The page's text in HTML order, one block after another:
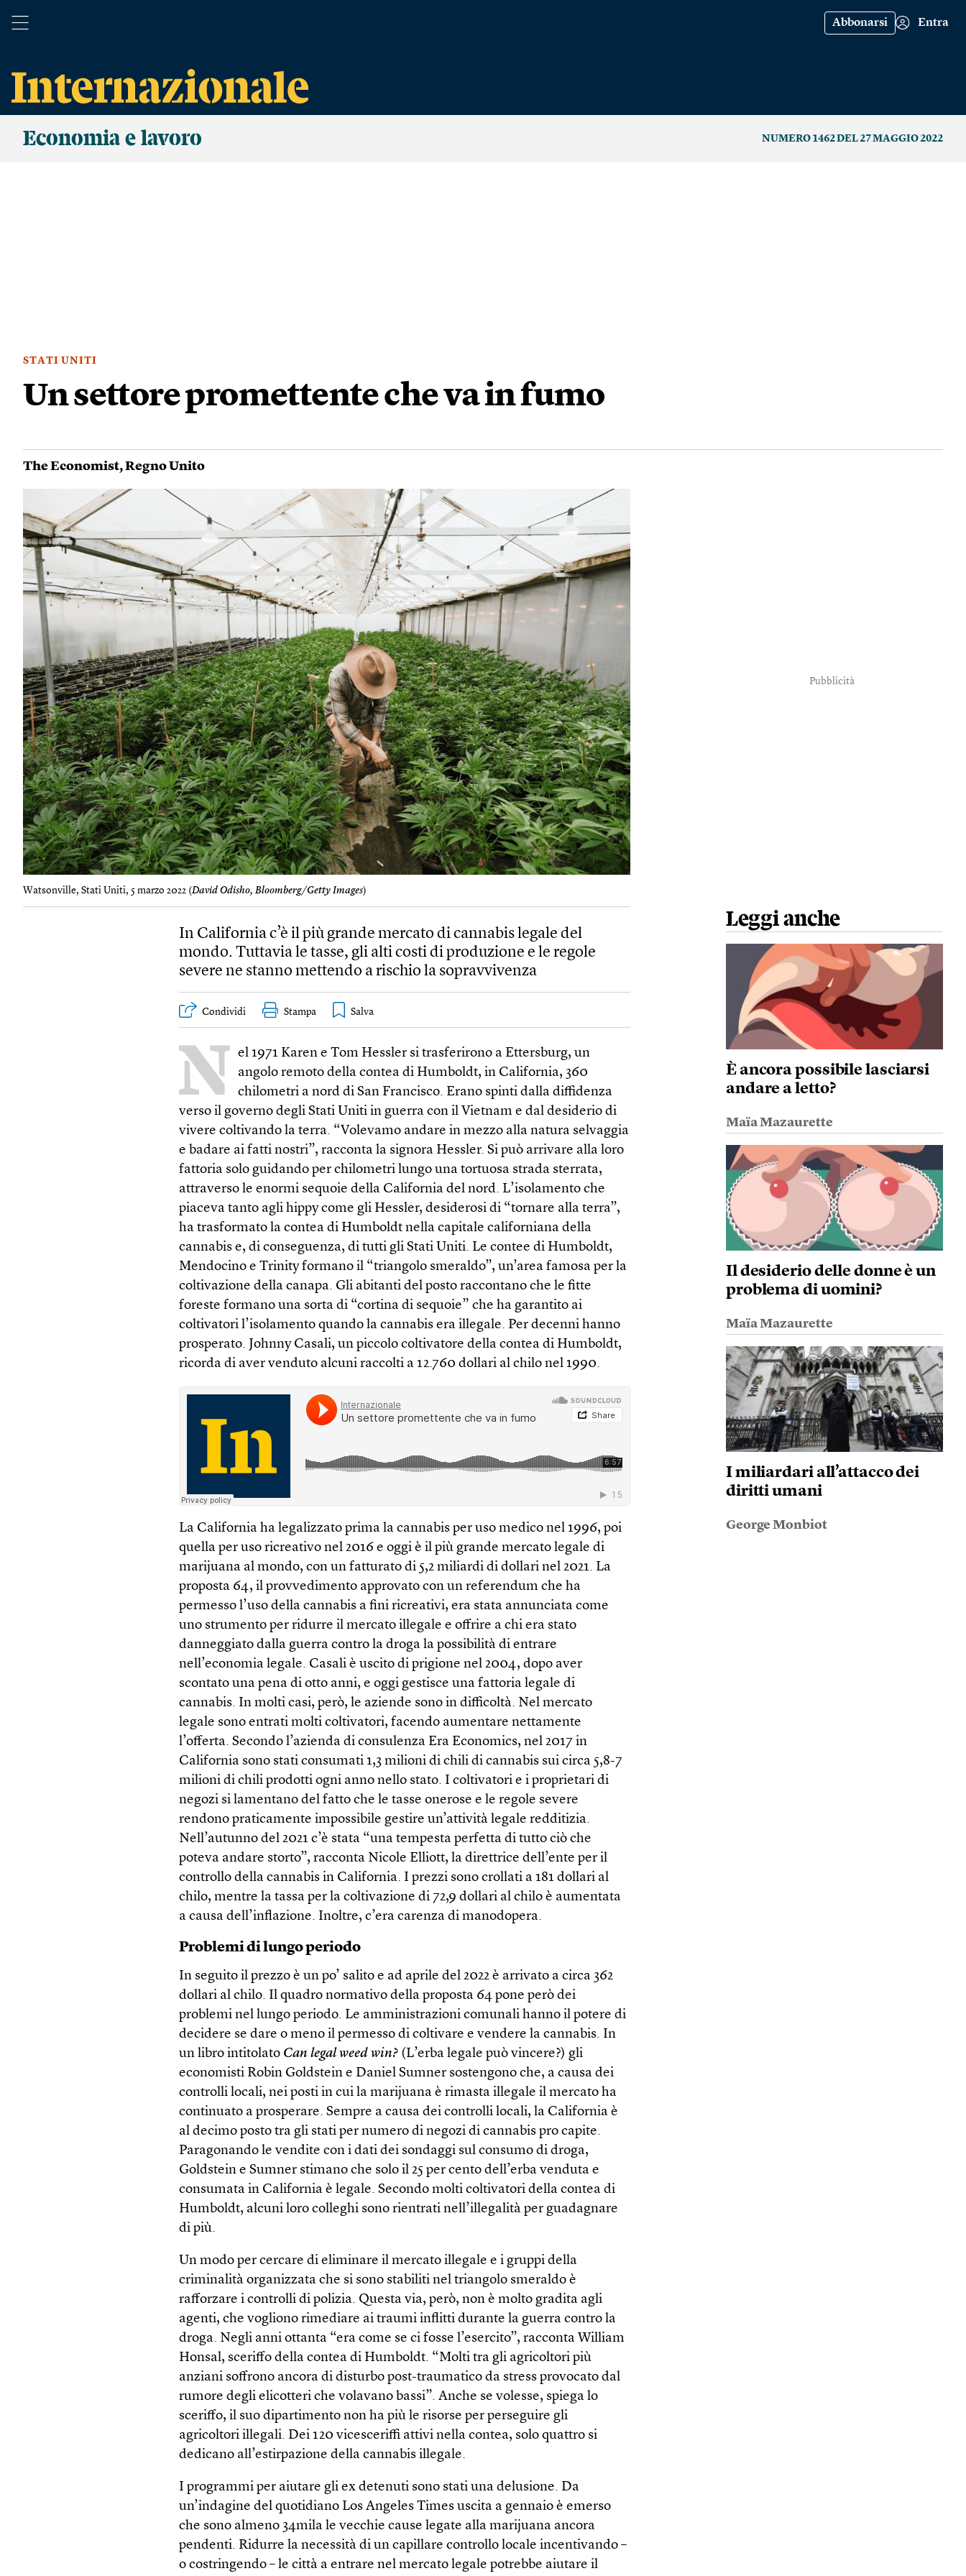
Abbonarsi Entra
Economia e lavoro NUMERO 1462 DEL 27 MAGGIO 2022
STATI UNITI
Un settore promettente che va in fumo
The Economist,Regno Unito
Watsonville, Stati Uniti, 5 marzo 2022 (David Odisho, Bloomberg/Getty Images)
Pubblicità
In California c’è il più grande mercato di cannabis legale del
mondo. Tuttavia le tasse, gli alti costi di produzione e le regole
severe ne stanno mettendo a rischio la sopravvivenza
Condividi Stampa
N el 1971 Karen e Tom Hessler si trasferirono a Ettersburg, un
angolo remoto della contea di Humboldt, in California, 360
chilometri a nord di San Francisco. Erano spinti dalla diffidenza
verso il governo degli Stati Uniti in guerra con il Vietnam e dal desiderio di
vivere coltivando la terra. “Volevamo andare in mezzo alla natura selvaggia
e badare ai fatti nostri”, racconta la signora Hessler. Si può arrivare alla loro
fattoria solo guidando per chilometri lungo una tortuosa strada sterrata,
attraverso le enormi sequoie della California del nord. L’isolamento che
piaceva tanto agli hippy come gli Hessler, desiderosi di “tornare alla terra”,
ha trasformato la contea di Humboldt nella capitale californiana della
cannabis e, di conseguenza, di tutti gli Stati Uniti. Le contee di Humboldt,
Mendocino e Trinity formano il “triangolo smeraldo”, un’area famosa per la
coltivazione della canapa. Gli abitanti del posto raccontano che le fitte
foreste formano una sorta di “cortina di sequoie” che ha garantito ai
coltivatori l’isolamento quando la cannabis era illegale. Per decenni hanno
prosperato. Johnny Casali, un piccolo coltivatore della contea di Humboldt,
ricorda di aver venduto alcuni raccolti a 12.760 dollari al chilo nel 1990.
La California ha legalizzato prima la cannabis per uso medico nel 1996, poi
quella per uso ricreativo nel 2016 e oggi è il più grande mercato legale di
marijuana al mondo, con un fatturato di 5,2 miliardi di dollari nel 2021. La
proposta 64, il provvedimento approvato con un referendum che ha
permesso l’uso della cannabis a fini ricreativi, era stata annunciata come
uno strumento per ridurre il mercato illegale e offrire a chi era stato
danneggiato dalla guerra contro la droga la possibilità di entrare
nell’economia legale. Casali è uscito di prigione nel 2004, dopo aver
scontato una pena di otto anni, e oggi gestisce una fattoria legale di
cannabis. In molti casi, però, le aziende sono in difficoltà. Nel mercato
legale sono entrati molti coltivatori, facendo aumentare nettamente
l’offerta. Secondo l’azienda di consulenza Era Economics, nel 2017 in
California sono stati consumati 1,3 milioni di chili di cannabis sui circa 5,8-7
milioni di chili prodotti ogni anno nello stato. I coltivatori e i proprietari di
negozi si lamentano del fatto che le tasse onerose e le regole severe
rendono praticamente impossibile gestire un’attività legale redditizia.
Nell’autunno del 2021 c’è stata “una tempesta perfetta di tutto ciò che
poteva andare storto”, racconta Nicole Elliott, la direttrice dell’ente per il
controllo della cannabis in California. I prezzi sono crollati a 181 dollari al
chilo, mentre la tassa per la coltivazione di 72,9 dollari al chilo è aumentata
a causa dell’inflazione. Inoltre, c’era carenza di manodopera.
Problemi di lungo periodo
In seguito il prezzo è un po’ salito e ad aprile del 2022 è arrivato a circa 362
dollari al chilo. Il quadro normativo della proposta 64 pone però dei
problemi nel lungo periodo. Le amministrazioni comunali hanno il potere di
decidere se dare o meno il permesso di coltivare e vendere la cannabis. In
un libro intitolato Can legal weed win? (L’erba legale può vincere?) gli
economisti Robin Goldstein e Daniel Sumner sostengono che, a causa dei
controlli locali, nei posti in cui la marijuana è rimasta illegale il mercato ha
continuato a prosperare. Sempre a causa dei controlli locali, la California è
al decimo posto tra gli stati per numero di negozi di cannabis pro capite.
Paragonando le vendite con i dati dei sondaggi sul consumo di droga,
Goldstein e Sumner stimano che solo il 25 per cento dell’erba venduta e
consumata in California è legale. Secondo molti coltivatori della contea di
Humboldt, alcuni loro colleghi sono rientrati nell’illegalità per guadagnare
di più.
Un modo per cercare di eliminare il mercato illegale e i gruppi della
criminalità organizzata che si sono stabiliti nel triangolo smeraldo è
rafforzare i controlli di polizia. Questa via, però, non è molto gradita agli
agenti, che vogliono rimediare ai traumi inflitti durante la guerra contro la
droga. Negli anni ottanta “era come se ci fosse l’esercito”, racconta William
Honsal, sceriffo della contea di Humboldt. “Molti tra gli agricoltori più
anziani soffrono ancora di disturbo post-traumatico da stress provocato dal
rumore degli elicotteri che volavano bassi”. Anche se volesse, spiega lo
sceriffo, il suo dipartimento non ha più le risorse per perseguire gli
agricoltori illegali. Dei 120 vicesceriffi attivi nella contea, solo quattro si
dedicano all’estirpazione della cannabis illegale.
I programmi per aiutare gli ex detenuti sono stati una delusione. Da
un’indagine del quotidiano Los Angeles Times uscita a gennaio è emerso
che sono almeno 34mila le vecchie cause legate alla marijuana ancora
pendenti. Ridurre la necessità di un capillare controllo locale incentivando –
o costringendo – le città a entrare nel mercato legale potrebbe aiutare il
Leggi anche
È ancora possibile lasciarsi
andare a letto?
Maïa Mazaurette
Il desiderio delle donne è un
problema di uomini?
Maïa Mazaurette
I miliardari all’attacco dei
diritti umani
George Monbiot